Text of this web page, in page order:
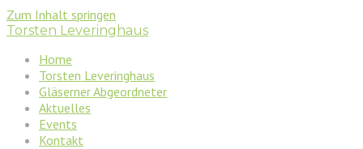
Zum Inhalt springen
Torsten Leveringhaus
Home
Torsten Leveringhaus
Gläserner Abgeordneter
Aktuelles
Events
Kontakt